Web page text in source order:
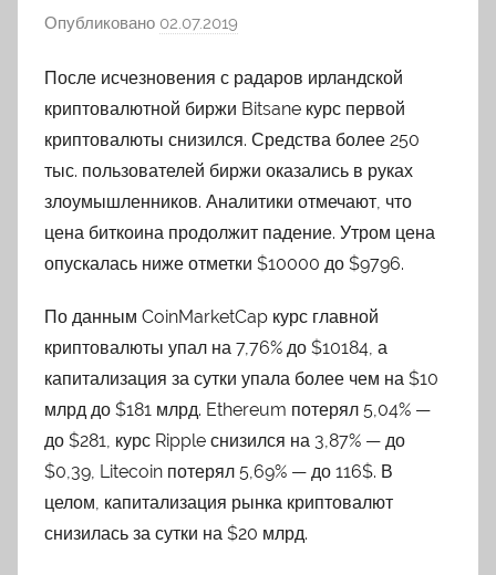
Опубликовано 02.07.2019
т
о
р
о
м
e
m
После исчезновения с радаров ирландской
криптовалютной биржи Bitsane курс первой
криптовалюты снизился. Средства более 250
тыс. пользователей биржи оказались в руках
злоумышленников. Аналитики отмечают, что
цена биткоина продолжит падение. Утром цена
опускалась ниже отметки $10000 до $9796.
По данным CoinMarketCap курс главной
криптовалюты упал на 7,76% до $10184, а
капитализация за сутки упала более чем на $10
млрд до $181 млрд. Ethereum потерял 5,04% —
до $281, курс Ripple снизился на 3,87% — до
$0,39, Litecoin потерял 5,69% — до 116$. В
целом, капитализация рынка криптовалют
снизилась за сутки на $20 млрд.